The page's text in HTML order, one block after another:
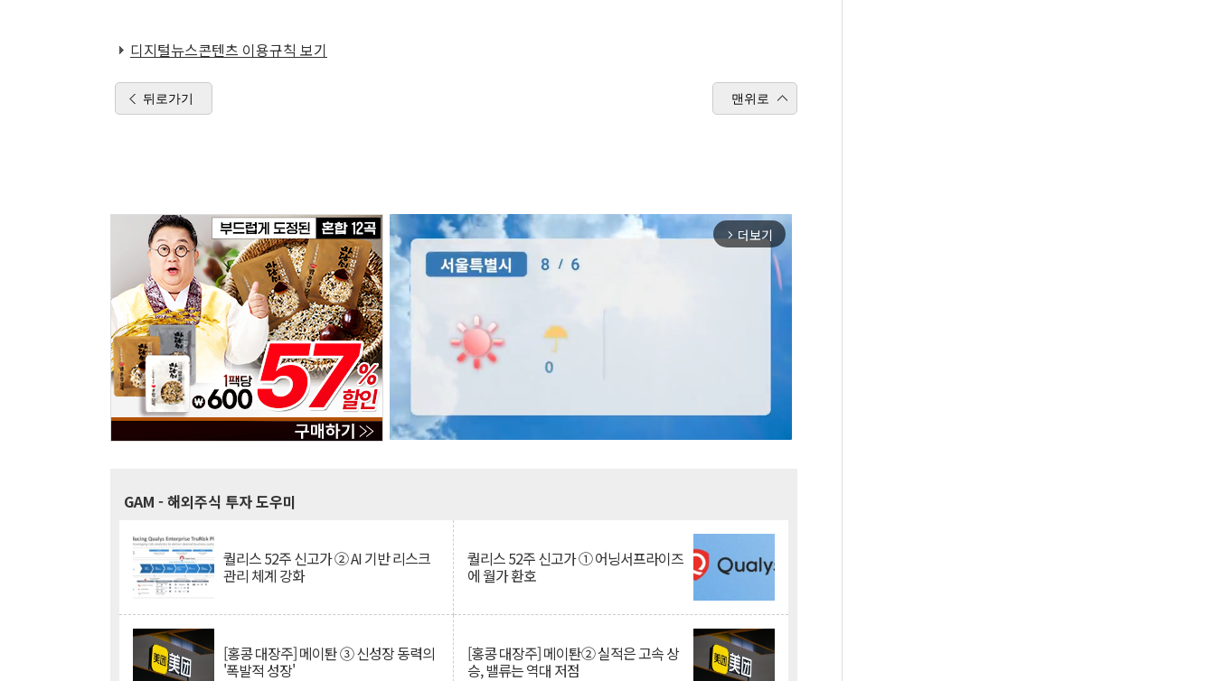
디지털뉴스콘텐츠 이용규칙 보기
뒤로가기 맨위로
arrow_forward_ios 더보기
GAM - 해외주식 투자 도우미
퀄리스 52주 신고가 ② AI 기반 리스크
관리 체계 강화
퀄리스 52주 신고가 ① 어닝서프라이즈
에 월가 환호
[홍콩 대장주] 메이퇀 ③ 신성장 동력의
'폭발적 성장'
[홍콩 대장주] 메이퇀② 실적은 고속 상
승, 밸류는 역대 저점